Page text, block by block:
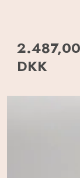
2.487,00
DKK